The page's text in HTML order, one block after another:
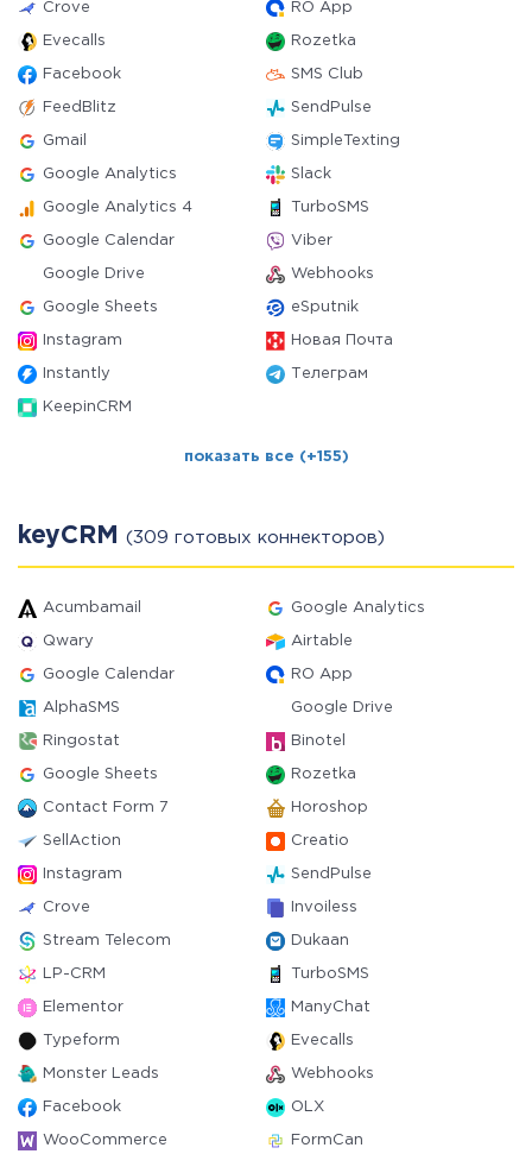
Crove RO App
Evecalls Rozetka
Facebook SMS Club
FeedBlitz SendPulse
Gmail SimpleTexting
Google Analytics Slack
Google Analytics 4 TurboSMS
Google Calendar Viber
Google Drive Webhooks
Google Sheets eSputnik
Instagram Новая Почта
Instantly Телеграм
KeepinCRM
показать все (+155)
keyCRM (309 готовых коннекторов)
Acumbamail Google Analytics
Qwary Airtable
Google Calendar RO App
AlphaSMS Google Drive
Ringostat Binotel
Google Sheets Rozetka
Contact Form 7 Horoshop
SellAction Creatio
Instagram SendPulse
Crove Invoiless
Stream Telecom Dukaan
LP-CRM TurboSMS
Elementor ManyChat
Typeform Evecalls
Monster Leads Webhooks
Facebook OLX
WooCommerce FormCan